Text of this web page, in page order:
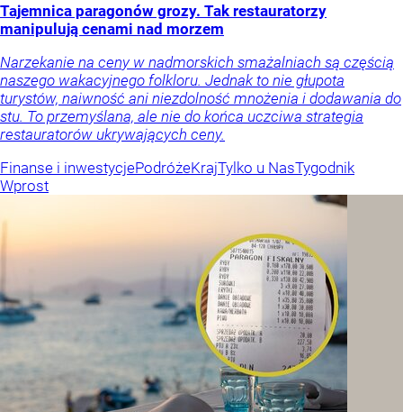
Tajemnica paragonów grozy. Tak restauratorzy
manipulują cenami nad morzem
Narzekanie na ceny w nadmorskich smażalniach są częścią
naszego wakacyjnego folkloru. Jednak to nie głupota
turystów, naiwność ani niezdolność mnożenia i dodawania do
stu. To przemyślana, ale nie do końca uczciwa strategia
restauratorów ukrywających ceny.
Finanse i inwestycjePodróżeKrajTylko u NasTygodnik
Wprost